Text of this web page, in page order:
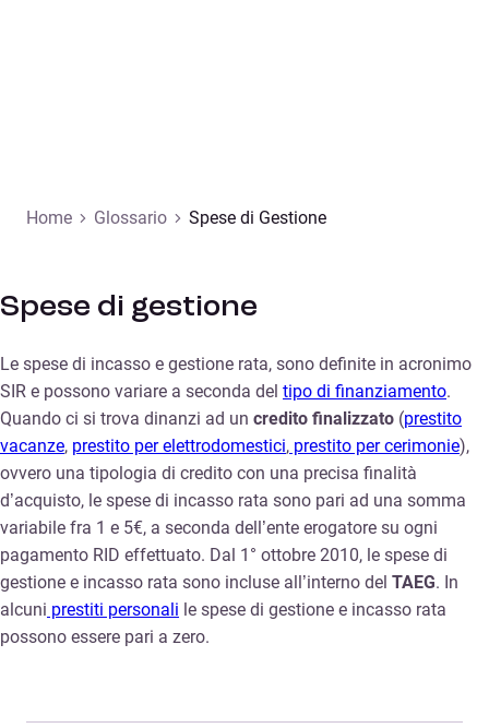
Home Glossario Spese di Gestione
Spese di gestione
Le spese di incasso e gestione rata, sono definite in acronimo
SIR e possono variare a seconda del tipo di finanziamento.
Quando ci si trova dinanzi ad un credito finalizzato (prestito
vacanze, prestito per elettrodomestici, prestito per cerimonie),
ovvero una tipologia di credito con una precisa finalità
d’acquisto, le spese di incasso rata sono pari ad una somma
variabile fra 1 e 5€, a seconda dell’ente erogatore su ogni
pagamento RID effettuato. Dal 1° ottobre 2010, le spese di
gestione e incasso rata sono incluse all’interno del TAEG. In
alcuni prestiti personali le spese di gestione e incasso rata
possono essere pari a zero.